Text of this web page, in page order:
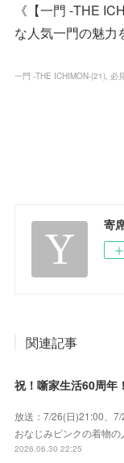
《【一門 -THE
な人気一門の魅力
一門 -THE ICHIMON-(21) 必
寄
関連記事
放送：7/26(日)21:00、
おなじみピンクの着物
2026.06.30 22:25